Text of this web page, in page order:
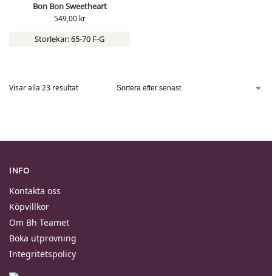
Bon Bon Sweetheart
549,00 kr
Storlekar: 65-70 F-G
Visar alla 23 resultat
INFO
Kontakta oss
Köpvillkor
Om Bh Teamet
Boka utprovning
Integritetspolicy